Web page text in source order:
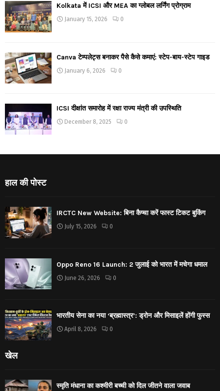
Kolkata में ICSI और MEA का ग्लोबल लर्निंग प्रोग्राम
January 15, 2026 0
Canva टेम्पलेट्स बनाकर पैसे कैसे कमाएं: स्टेप-बाय-स्टेप गाइड
January 6, 2026 0
ICSI दीक्षांत समारोह में रक्षा राज्य मंत्री की उपस्थिति
December 8, 2025 0
हाल की पोस्ट
IRCTC New Website: बिना कैप्चा करें फास्ट टिकट बुकिंग
July 15, 2026 0
Oppo Reno 16 Launch: 2 जुलाई को भारत में मचेगा धमाल
June 26, 2026 0
भारतीय सेना का नया ‘ब्रह्मास्त्र’: ड्रोन और मिसाइलें होंगी फुस्स
April 8, 2026 0
खेल
स्मृति मंधाना का कश्मीरी बच्ची को दिल जीतने वाला जवाब